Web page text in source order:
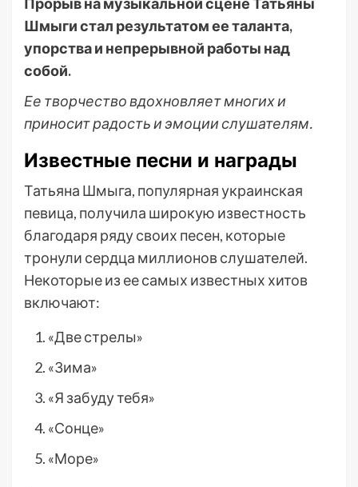
Шмыги стал результатом ее таланта,
упорства и непрерывной работы над
собой.
Ее творчество вдохновляет многих и
приносит радость и эмоции слушателям.
Известные песни и награды
Татьяна Шмыга, популярная украинская
певица, получила широкую известность
благодаря ряду своих песен, которые
тронули сердца миллионов слушателей.
Некоторые из ее самых известных хитов
включают:
«Две стрелы»
«Зима»
«Я забуду тебя»
«Сонце»
«Море»